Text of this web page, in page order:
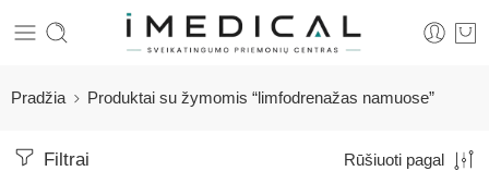
Pradžia Produktai su žymomis “limfodrenažas namuose”
Filtrai Rūšiuoti pagal